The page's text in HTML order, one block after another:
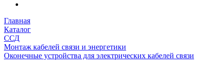
Главная
Каталог
ССД
Монтаж кабелей связи и энергетики
Оконечные устройства для электрических кабелей связи